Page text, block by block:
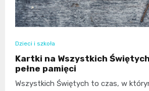
Dzieci i szkoła
Kartki na Wszystkich
pełne pamięci
Wszystkich Świętych to czas, w